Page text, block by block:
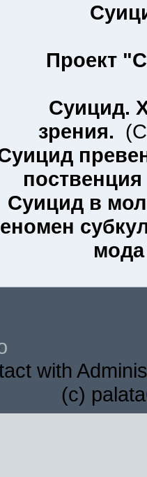
Проект
Суицид.
зрения. (
поственция
Суицид в
мода
with
(c)